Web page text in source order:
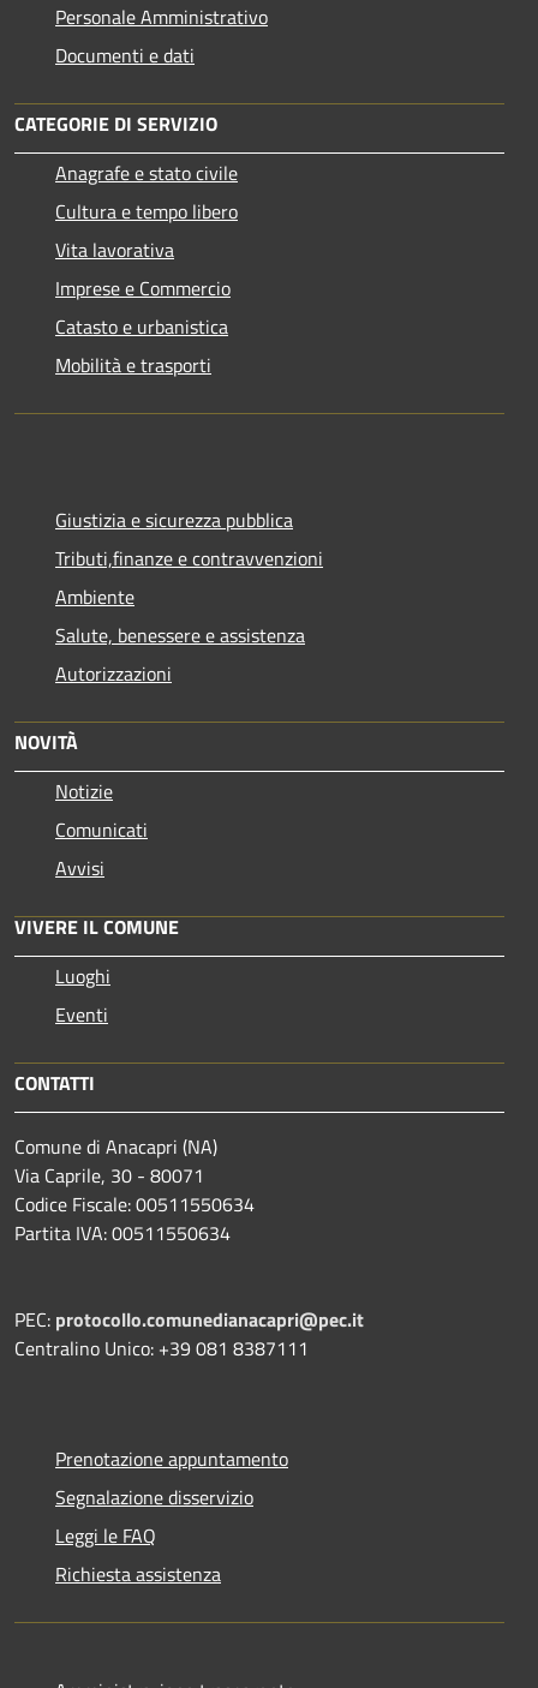
Personale Amministrativo
Documenti e dati
CATEGORIE DI SERVIZIO
Anagrafe e stato civile
Cultura e tempo libero
Vita lavorativa
Imprese e Commercio
Catasto e urbanistica
Mobilità e trasporti
Giustizia e sicurezza pubblica
Tributi,finanze e contravvenzioni
Ambiente
Salute, benessere e assistenza
Autorizzazioni
NOVITÀ
Notizie
Comunicati
Avvisi
VIVERE IL COMUNE
Luoghi
Eventi
CONTATTI
Comune di Anacapri (NA)
Via Caprile, 30 - 80071
Codice Fiscale: 00511550634
Partita IVA: 00511550634
PEC: protocollo.comunedianacapri@pec.it
Centralino Unico: +39 081 8387111
Prenotazione appuntamento
Segnalazione disservizio
Leggi le FAQ
Richiesta assistenza